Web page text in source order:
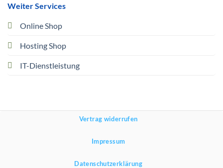
Weiter Services
Online Shop
Hosting Shop
IT-Dienstleistung
Vertrag widerrufen
Impressum
Datenschutzerklärung